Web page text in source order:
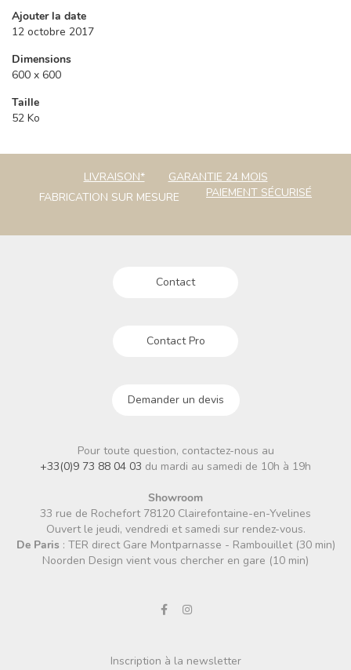
Ajouter la date
12 octobre 2017
Dimensions
600 x 600
Taille
52 Ko
LIVRAISON*
GARANTIE 24 MOIS
FABRICATION SUR MESURE
PAIEMENT SÉCURISÉ
Contact
Contact Pro
Demander un devis
Pour toute question, contactez-nous au
+33(0)9 73 88 04 03 du mardi au samedi de 10h à 19h
Showroom
33 rue de Rochefort 78120 Clairefontaine-en-Yvelines
Ouvert le jeudi, vendredi et samedi sur rendez-vous.
De Paris : TER direct Gare Montparnasse - Rambouillet (30 min)
Noorden Design vient vous chercher en gare (10 min)
Inscription à la newsletter